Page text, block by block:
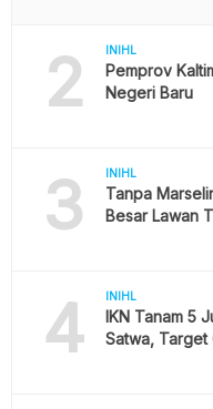
2 INIHL
Pemprov
Negeri Baru
3 INIHL
Tanpa
Besar Lawan
4 INIHL
IKN Tanam 5
Satwa, Target